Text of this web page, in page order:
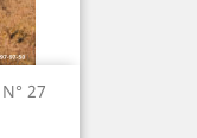
27